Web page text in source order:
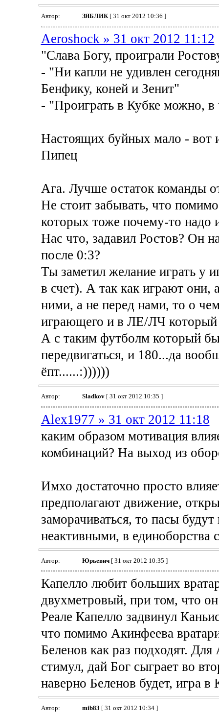
Автор: ЗЯБЛИК[ 31 окт 2012 10:36 ]
Aeroshock » 31 окт 2012 11:12
"Слава Богу, проиграли
- "Ни капли не удивлен
Бенфику, коней и Зенит"
- "Проиграть в Кубке можно, в
Настоящих буйных мало - вот
Пипец
Ага. Лучше остаток команды
Не стоит забывать, что
которых тоже почему-то надо
Нас что, задавил Ростов? Он
после 0:3?
Ты заметил желание играть у
в счет). А так как играют они,
ними, а не перед нами, то о
играющего и в ЛЕ/ЛЧ который
А с таким футболм который
передвигаться, и 180...да
ёпт......:))))))
Автор: Sladkov[ 31 окт 2012 10:35 ]
Alex1977 » 31 окт 2012 11:18
каким образом мотивация
комбинаций? На выход из
Имхо достаточно просто
предполагают движение,
заморачиваться, то пасы
неактивными, в единоборства
Автор: Юрьевич[ 31 окт 2012 10:35 ]
Капелло любит больших
двухметровый, при том, что
Реале Капелло задвинул
что помимо Акинфеева
Беленов как раз подходят.
стимул, дай Бог сыграет во
наверно Беленов будет, игра в
Автор: mib83 [ 31 окт 2012 10:34 ]